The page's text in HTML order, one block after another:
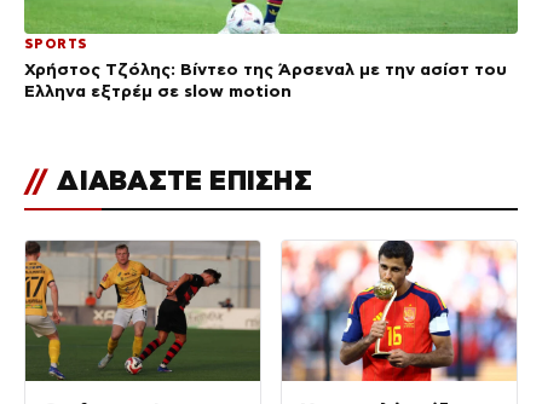
SPORTS
Χρήστος Τζόλης: Βίντεο της Άρσεναλ με την ασίστ του
Έλληνα εξτρέμ σε slow motion
// ΔΙΑΒΑΣΤΕ ΕΠΙΣΗΣ